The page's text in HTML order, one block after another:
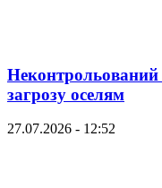
Неконтрольований
загрозу оселям
27.07.2026 - 12:52